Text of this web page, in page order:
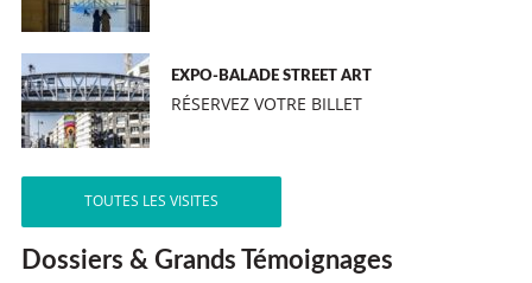
EXPO-BALADE STREET ART
RÉSERVEZ VOTRE BILLET
TOUTES LES VISITES
Dossiers & Grands Témoignages